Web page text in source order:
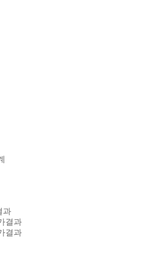
과
결과
결과